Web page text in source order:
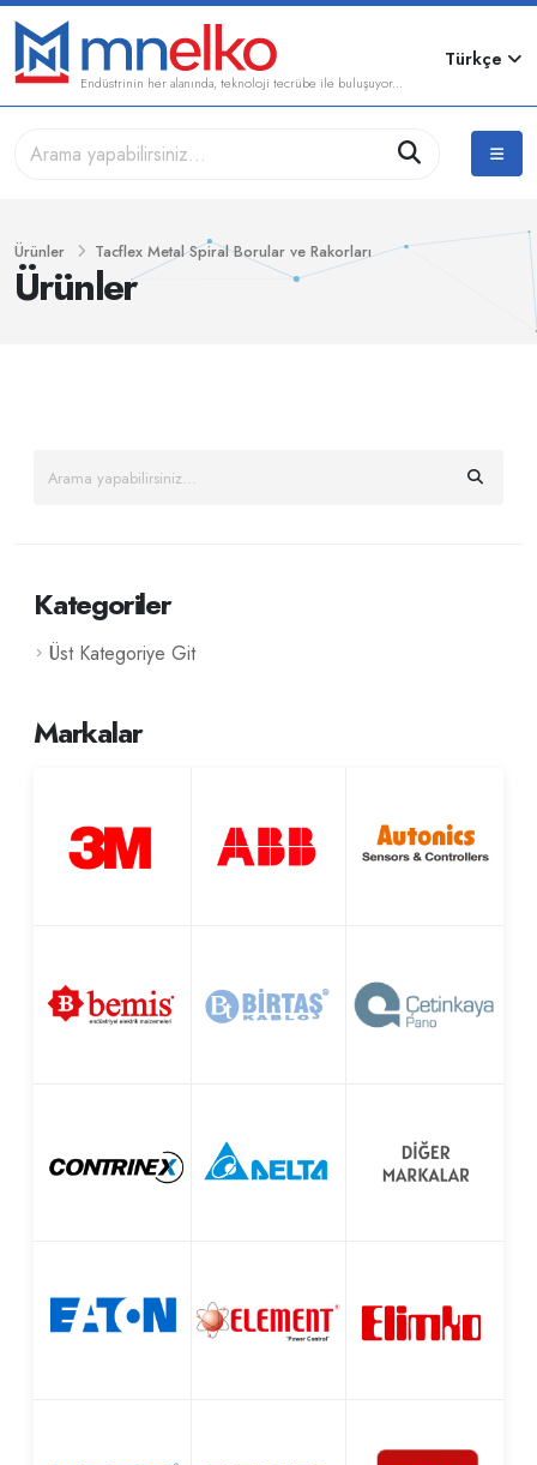
Endüstrinin her alanında, teknoloji tecrübe ile buluşuyor...
Türkçe
Ürünler
Ürünler Tacflex Metal Spiral Borular ve Rakorları
Kategoriler
Üst Kategoriye Git
Markalar